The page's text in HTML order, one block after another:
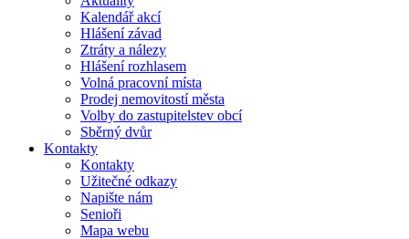
Kalendář akcí
Hlášení závad
Ztráty a nálezy
Hlášení rozhlasem
Volná pracovní místa
Prodej nemovitostí města
Volby do zastupitelstev obcí
Sběrný dvůr
Kontakty
Kontakty
Užitečné odkazy
Napište nám
Senioři
Mapa webu